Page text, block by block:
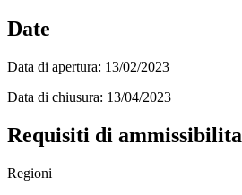
Date
Data di apertura: 13/02/2023
Data di chiusura: 13/04/2023
Requisiti di ammissibilita
Regioni